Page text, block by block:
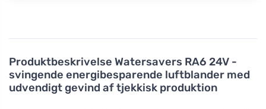
Produktbeskrivelse Watersavers RA6 24V -
svingende energibesparende luftblander med
udvendigt gevind af tjekkisk produktion